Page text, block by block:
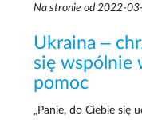
Na stronie od 2022-
Ukraina –
się wspólnie
pomoc
„Panie, do Ciebie się